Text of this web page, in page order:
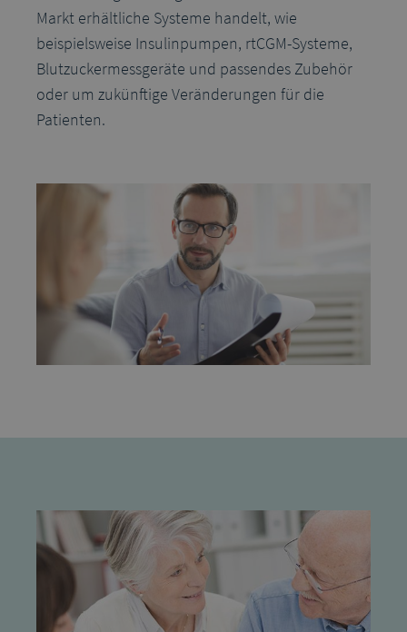
Markt erhältliche Systeme handelt, wie
beispielsweise Insulinpumpen, rtCGM-Systeme,
Blutzuckermessgeräte und passendes Zubehör
oder um zukünftige Veränderungen für die
Patienten.